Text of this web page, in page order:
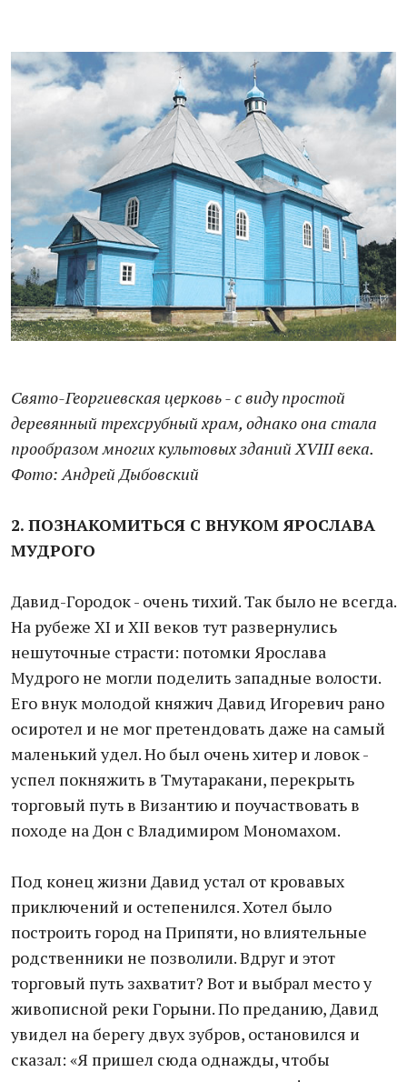
Свято-Георгиевская церковь - с виду простой
деревянный трехсрубный храм, однако она стала
прообразом многих культовых зданий XVIII века.
Фото: Андрей Дыбовский
2. ПОЗНАКОМИТЬСЯ С ВНУКОМ ЯРОСЛАВА
МУДРОГО
Давид-Городок - очень тихий. Так было не всегда.
На рубеже XI и XII веков тут развернулись
нешуточные страсти: потомки Ярослава
Мудрого не могли поделить западные волости.
Его внук молодой княжич Давид Игоревич рано
осиротел и не мог претендовать даже на самый
маленький удел. Но был очень хитер и ловок -
успел покняжить в Тмутаракани, перекрыть
торговый путь в Византию и поучаствовать в
походе на Дон с Владимиром Мономахом.
Под конец жизни Давид устал от кровавых
приключений и остепенился. Хотел было
построить город на Припяти, но влиятельные
родственники не позволили. Вдруг и этот
торговый путь захватит? Вот и выбрал место у
живописной реки Горыни. По преданию, Давид
увидел на берегу двух зубров, остановился и
сказал: «Я пришел сюда однажды, чтобы